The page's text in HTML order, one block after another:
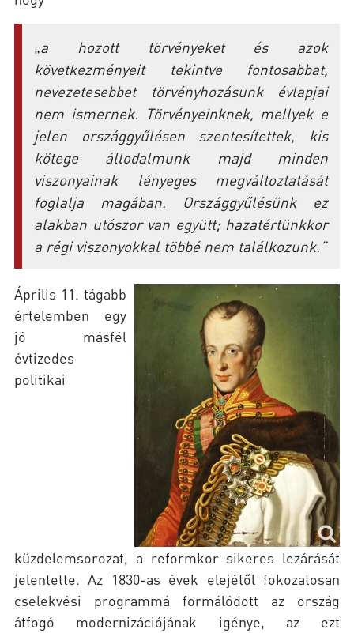
„a hozott törvényeket és azok
következményeit tekintve fontosabbat,
nevezetesebbet törvényhozásunk évlapjai
nem ismernek. Törvényeinknek, mellyek e
jelen országgyűlésen szentesítettek, kis
kötege állodalmunk majd minden
viszonyainak lényeges megváltoztatását
foglalja magában. Országgyűlésünk ez
alakban utószor van együtt; hazatértünkkor
a régi viszonyokkal többé nem találkozunk.”
Április 11. tágabb
értelemben egy
jó másfél
évtizedes
politikai
küzdelemsorozat, a reformkor sikeres lezárását
jelentette. Az 1830-as évek elejétől fokozatosan
cselekvési programmá formálódott az ország
átfogó modernizációjának igénye, az ezt